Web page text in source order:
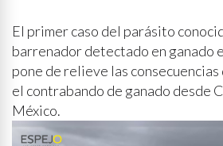
El primer caso del parásito
barrenador detectado en ganado
pone de relieve las
el contrabando de ganado desde
México.